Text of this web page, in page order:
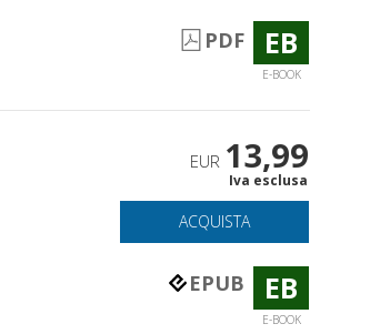
PDF EB
E-BOOK
EUR 13,99
Iva esclusa
ACQUISTA
EPUB EB
E-BOOK